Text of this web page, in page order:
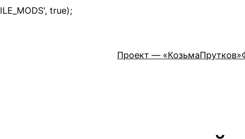
true);
Проект — «КозьмаПрутков»